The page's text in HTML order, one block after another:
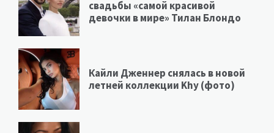
свадьбы «самой красивой
девочки в мире» Тилан Блондо
Кайли Дженнер снялась в новой
летней коллекции Khy (фото)